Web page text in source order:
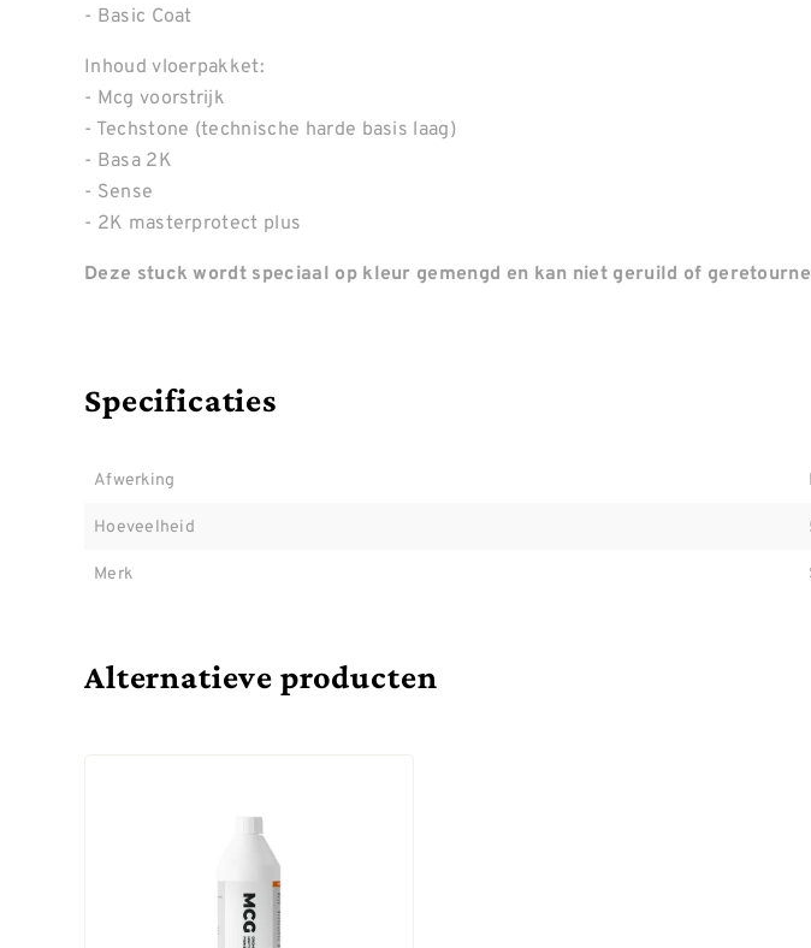
- Basic Coat
Inhoud vloerpakket:
- Mcg voorstrijk
- Techstone (technische harde basis laag)
- Basa 2K
- Sense
- 2K masterprotect plus
Deze stuck wordt speciaal op kleur gemengd en kan niet geruild of
Specificaties
Afwerking
Hoeveelheid
Merk
Alternatieve producten